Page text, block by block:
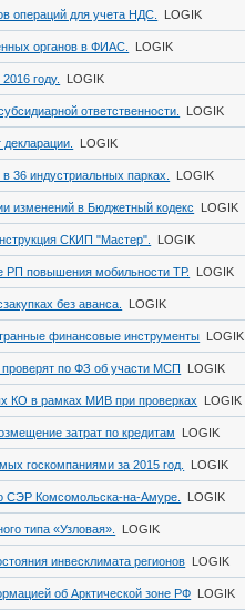
операций для учета НДС. LOGIK
органов в ФИАС. LOGIK
году. LOGIK
ответственности. LOGIK
LOGIK
в 36 индустриальных парках. LOGIK
изменений в Бюджетный кодекс LOGIK
СКИП "Мастер". LOGIK
РП повышения мобильности ТР. LOGIK
без аванса. LOGIK
финансовые инструменты LOGIK
проверят по ФЗ об участи МСП LOGIK
КО в рамках МИВ при проверках LOGIK
затрат по кредитам LOGIK
госкомпаниями за 2015 год. LOGIK
СЭР Комсомольска-на-Амуре. LOGIK
типа «Узловая». LOGIK
инвесклимата регионов LOGIK
об Арктической зоне РФ LOGIK